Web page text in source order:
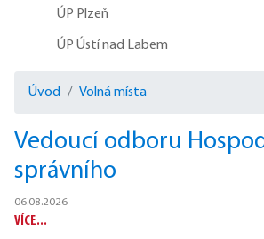
ÚP Plzeň
ÚP Ústí nad Labem
Úvod Volná místa
Vedoucí odboru
správního
06.08.2026
VÍCE...